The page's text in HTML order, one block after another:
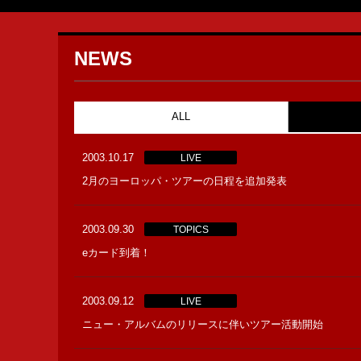
NEWS
ALL
2003.10.17 LIVE
2月のヨーロッパ・ツアーの日程を追加発表
2003.09.30 TOPICS
eカード到着！
2003.09.12 LIVE
ニュー・アルバムのリリースに伴いツアー活動開始